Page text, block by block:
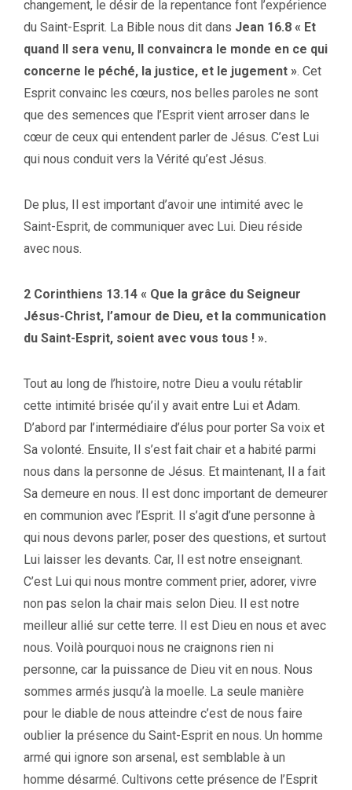
changement, le désir de la repentance font l’expérience
du Saint-Esprit. La Bible nous dit dans Jean 16.8 « Et
quand Il sera venu, Il convaincra le monde en ce qui
concerne le péché, la justice, et le jugement ». Cet
Esprit convainc les cœurs, nos belles paroles ne sont
que des semences que l’Esprit vient arroser dans le
cœur de ceux qui entendent parler de Jésus. C’est Lui
qui nous conduit vers la Vérité qu’est Jésus.
De plus, Il est important d’avoir une intimité avec le
Saint-Esprit, de communiquer avec Lui. Dieu réside
avec nous.
2 Corinthiens 13.14 « Que la grâce du Seigneur
Jésus-Christ, l’amour de Dieu, et la communication
du Saint-Esprit, soient avec vous tous ! ».
Tout au long de l’histoire, notre Dieu a voulu rétablir
cette intimité brisée qu’il y avait entre Lui et Adam.
D’abord par l’intermédiaire d’élus pour porter Sa voix et
Sa volonté. Ensuite, Il s’est fait chair et a habité parmi
nous dans la personne de Jésus. Et maintenant, Il a fait
Sa demeure en nous. Il est donc important de demeurer
en communion avec l’Esprit. Il s’agit d’une personne à
qui nous devons parler, poser des questions, et surtout
Lui laisser les devants. Car, Il est notre enseignant.
C’est Lui qui nous montre comment prier, adorer, vivre
non pas selon la chair mais selon Dieu. Il est notre
meilleur allié sur cette terre. Il est Dieu en nous et avec
nous. Voilà pourquoi nous ne craignons rien ni
personne, car la puissance de Dieu vit en nous. Nous
sommes armés jusqu’à la moelle. La seule manière
pour le diable de nous atteindre c’est de nous faire
oublier la présence du Saint-Esprit en nous. Un homme
armé qui ignore son arsenal, est semblable à un
homme désarmé. Cultivons cette présence de l’Esprit